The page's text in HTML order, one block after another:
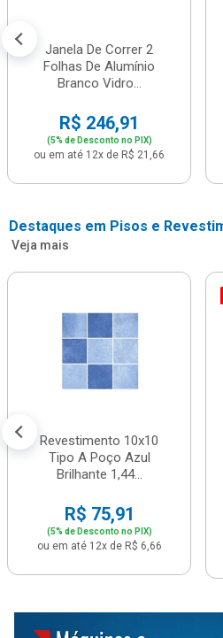
Janela De Correr 2
Folhas De Alumínio
Branco Vidro...
R$ 246,91
(5% de Desconto no PIX)
ou em até 12x de R$ 21,66
Destaques em Pisos e
Veja mais
Revestimento 10x10
Tipo A Poço Azul
Brilhante 1,44...
R$ 75,91
(5% de Desconto no PIX)
ou em até 12x de R$ 6,66